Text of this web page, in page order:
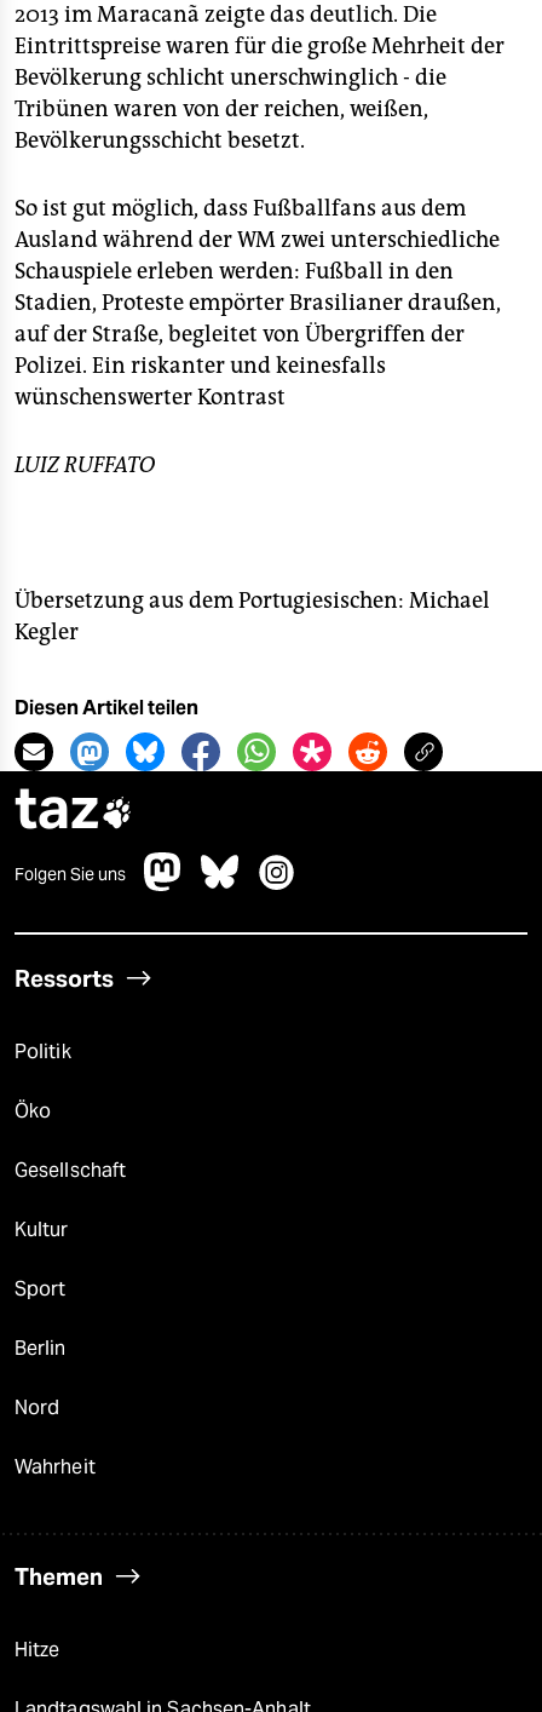
2013 im Maracanã zeigte das deutlich. Die
Eintrittspreise waren für die große Mehrheit der
Bevölkerung schlicht unerschwinglich - die
Tribünen waren von der reichen, weißen,
Bevölkerungsschicht besetzt.
So ist gut möglich, dass Fußballfans aus dem
Ausland während der WM zwei unterschiedliche
Schauspiele erleben werden: Fußball in den
Stadien, Proteste empörter Brasilianer draußen,
auf der Straße, begleitet von Übergriffen der
Polizei. Ein riskanter und keinesfalls
wünschenswerter Kontrast
LUIZ RUFFATO
Übersetzung aus dem Portugiesischen: Michael
Kegler
Diesen Artikel teilen
taz
Folgen Sie uns
Ressorts
Politik
Öko
Gesellschaft
Kultur
Sport
Berlin
Nord
Wahrheit
Themen
Hitze